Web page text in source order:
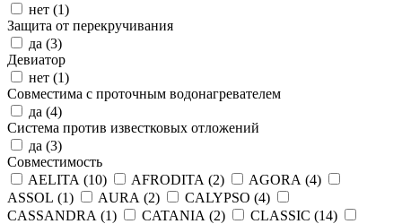
нет (1)
Защита от перекручивания
да (3)
Девиатор
нет (1)
Совместима с проточным водонагревателем
да (4)
Система против известковых отложений
да (3)
Совместимость
AELITA (10) AFRODITA (2) AGORA (4)
ASSOL (1) AURA (2) CALYPSO (4)
CASSANDRA (1) CATANIA (2) CLASSIC (14)